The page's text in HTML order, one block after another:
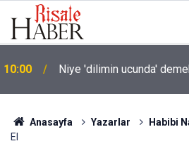
10:00 Niye 'dilimin ucunda'
Anasayfa Yazarlar Habibi
El